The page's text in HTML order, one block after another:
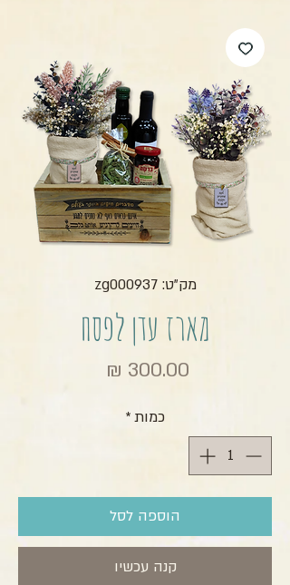
מק"ט: zg000937
מארז עדן לפסח
כמות*
הוספה לסל
קנה עכשיו